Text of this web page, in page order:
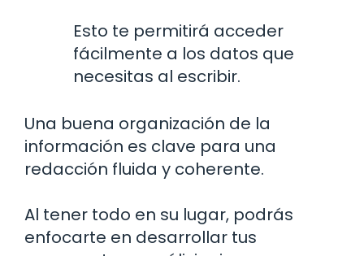
Esto te permitirá acceder
fácilmente a los datos que
necesitas al escribir.
Una buena organización de la
información es clave para una
redacción fluida y coherente.
Al tener todo en su lugar, podrás
enfocarte en desarrollar tus